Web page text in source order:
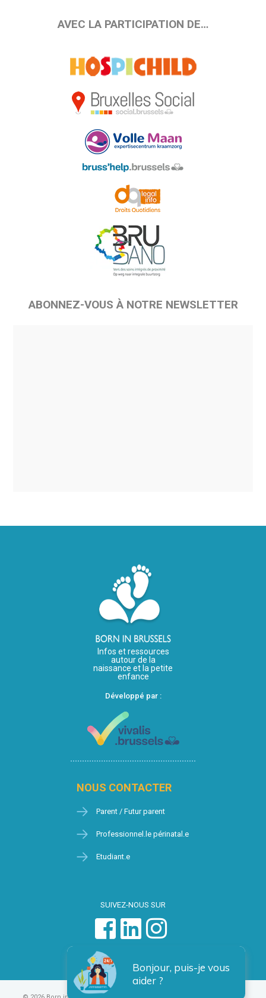
AVEC LA PARTICIPATION DE…
ABONNEZ-VOUS À NOTRE NEWSLETTER
Infos et ressources
autour de la
naissance et la petite
enfance
Développé par :
NOUS CONTACTER
Parent / Futur parent
Professionnel.le périnatal.e
Etudiant.e
SUIVEZ-NOUS SUR
Bonjour, puis-je vous
aider ?